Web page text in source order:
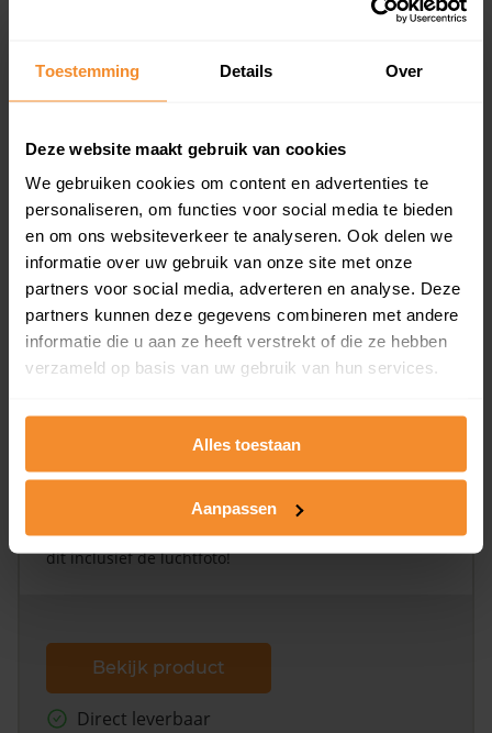
Toestemming Details Over
Deze website maakt gebruik van cookies
We gebruiken cookies om content en advertenties te
personaliseren, om functies voor social media te bieden
en om ons websiteverkeer te analyseren. Ook delen we
informatie over uw gebruik van onze site met onze
partners voor social media, adverteren en analyse. Deze
partners kunnen deze gegevens combineren met andere
informatie die u aan ze heeft verstrekt of die ze hebben
verzameld op basis van uw gebruik van hun services.
Alles toestaan
Aanpassen
Koopsommenoverzicht (1 jaar gratis
Inclusief 1 jaar gratis updates
inclusief een jaar lang gratis updates van nieuwe
koopsommen.
Bekijk product
Direct leverbaar
Kadastrale kaart pakket
Alleen globale ligging perceel
Een uitgebreid overzicht van het perceel en
omliggende percelen met de kadastrale erfgrenzen,
dit inclusief de luchtfoto!
Bekijk product
Direct leverbaar